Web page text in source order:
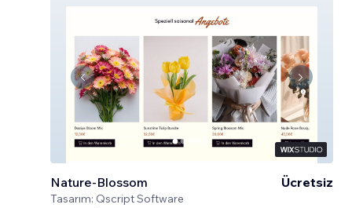
Nature-Blossom
Tasarım: Qscript Software
Ücretsiz